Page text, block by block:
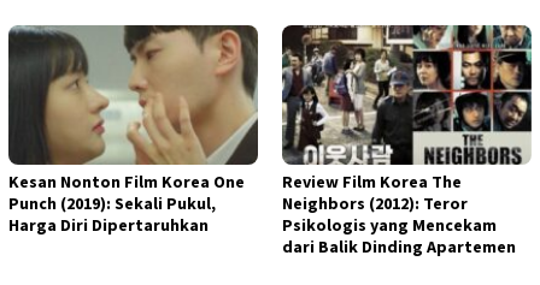
Kesan Nonton Film Korea One
Punch (2019): Sekali Pukul,
Harga Diri Dipertaruhkan
Review Film Korea The
Neighbors (2012): Teror
Psikologis yang Mencekam
dari Balik Dinding Apartemen